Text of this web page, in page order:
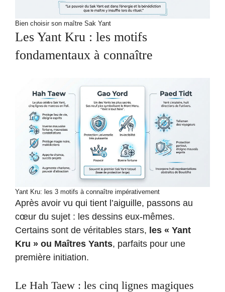
Bien choisir son maître Sak Yant
Les Yant Kru : les motifs
fondamentaux à connaître
Yant Kru: les 3 motifs à connaître impérativement
Après avoir vu qui tient l’aiguille, passons au
cœur du sujet : les dessins eux-mêmes.
Certains sont de véritables stars, les « Yant
Kru » ou Maîtres Yants, parfaits pour une
première initiation.
Le Hah Taew : les cinq lignes magiques